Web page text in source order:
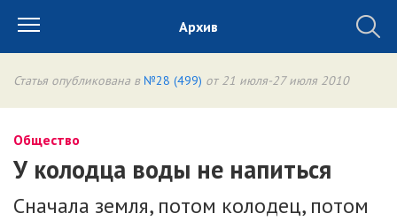
Архив
Статья опубликована в №28 (499) от 21 июля-27 июля 2010
Общество
У колодца воды не напиться
Сначала земля, потом колодец, потом